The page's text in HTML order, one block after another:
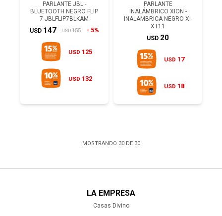
PARLANTE JBL -
BLUETOOTH NEGRO FLIP
7 JBLFLIP7BLKAM
USD 147 USD 155 5%
USD 125
USD 132
PARLANTE
INALÁMBRICO XION -
INALAMBRICA NEGRO XI-
XT11
USD 20
USD 17
USD 18
MOSTRANDO 30DE 30
LA EMPRESA
Casas Divino